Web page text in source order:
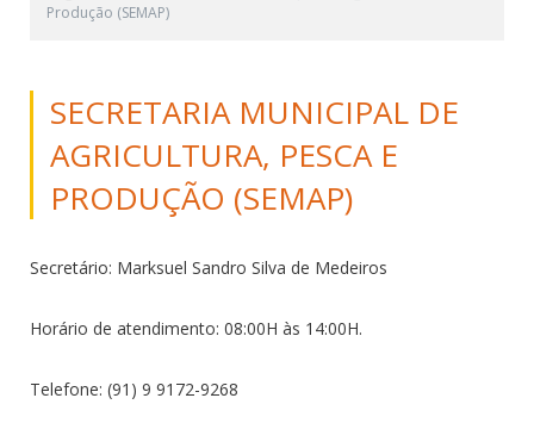
Produção (SEMAP)
SECRETARIA MUNICIPAL DE
AGRICULTURA, PESCA E
PRODUÇÃO (SEMAP)
Secretário: Marksuel Sandro Silva de Medeiros
Horário de atendimento: 08:00H às 14:00H.
Telefone: (91) 9 9172-9268